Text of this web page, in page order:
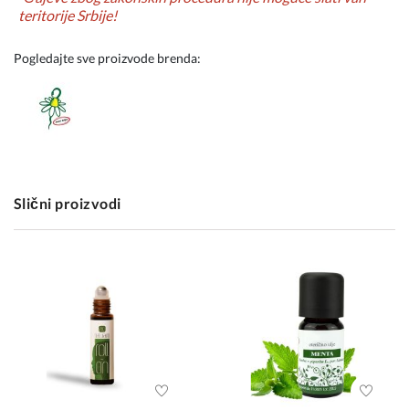
teritorije Srbije!
Pogledajte sve proizvode brenda:
Slični proizvodi